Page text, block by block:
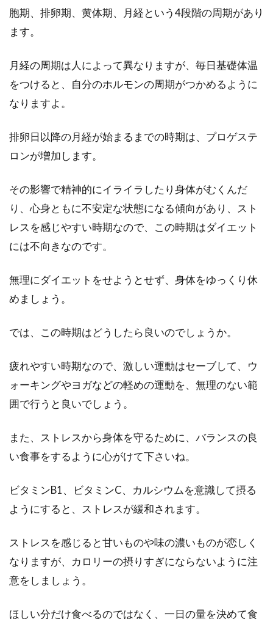
胞期、排卵期、黄体期、月経という4段階の周期があり
ます。
月経の周期は人によって異なりますが、毎日基礎体温
をつけると、自分のホルモンの周期がつかめるように
なりますよ。
排卵日以降の月経が始まるまでの時期は、プロゲステ
ロンが増加します。
その影響で精神的にイライラしたり身体がむくんだ
り、心身ともに不安定な状態になる傾向があり、スト
レスを感じやすい時期なので、この時期はダイエット
には不向きなのです。
無理にダイエットをせようとせず、身体をゆっくり休
めましょう。
では、この時期はどうしたら良いのでしょうか。
疲れやすい時期なので、激しい運動はセーブして、ウ
ォーキングやヨガなどの軽めの運動を、無理のない範
囲で行うと良いでしょう。
また、ストレスから身体を守るために、バランスの良
い食事をするように心がけて下さいね。
ビタミンB1、ビタミンC、カルシウムを意識して摂る
ようにすると、ストレスが緩和されます。
ストレスを感じると甘いものや味の濃いものが恋しく
なりますが、カロリーの摂りすぎにならないように注
意をしましょう。
ほしい分だけ食べるのではなく、一日の量を決めて食